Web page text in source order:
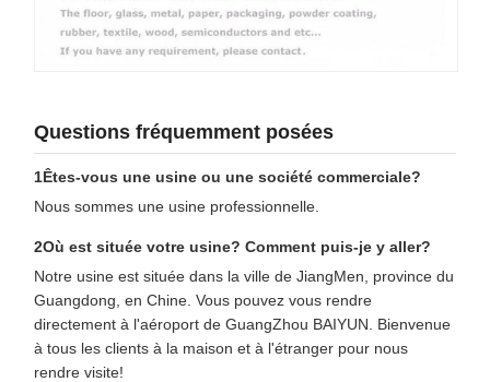
Questions fréquemment posées
1Êtes-vous une usine ou une société commerciale?
Nous sommes une usine professionnelle.
2Où est située votre usine? Comment puis-je y aller?
Notre usine est située dans la ville de JiangMen, province du
Guangdong, en Chine. Vous pouvez vous rendre
directement à l'aéroport de GuangZhou BAIYUN. Bienvenue
à tous les clients à la maison et à l'étranger pour nous
rendre visite!